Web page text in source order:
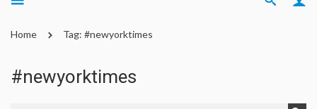
Home Tag: #newyorktimes
#newyorktimes